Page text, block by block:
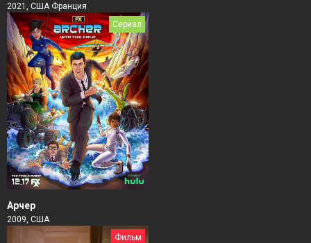
2021, США Франция
Сериал
Арчер
2009, США
Фильм